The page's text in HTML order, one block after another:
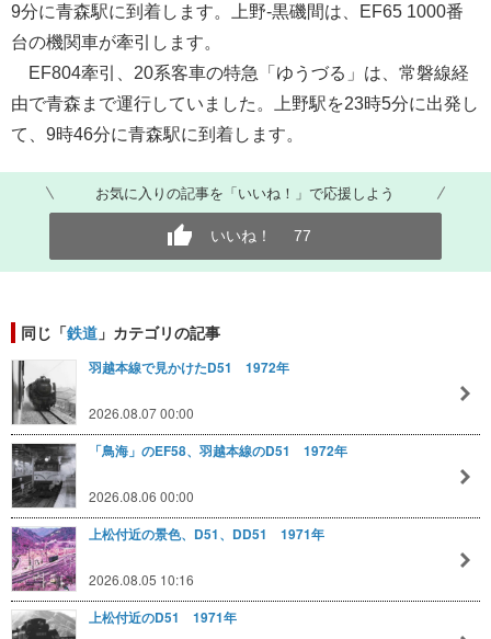
9分に青森駅に到着します。上野-黒磯間は、 EF65 1000番
台の機関車が牽引します。
EF804牽引、 20系客車の特急「ゆうづる」は、常磐線経
由で青森まで運行していました。上野駅を23時5分に出発し
て、 9時46分に青森駅に到着します。
お気に入りの記事を「いいね！」で応援しよう
いいね！ 77
同じ「鉄道 」カテゴリの記事
羽越本線で見かけたD51 1972年
2026.08.07 00:00
「鳥海」のEF58、羽越本線のD51 1972年
2026.08.06 00:00
上松付近の景色、D51、DD51 1971年
2026.08.05 10:16
上松付近のD51 1971年